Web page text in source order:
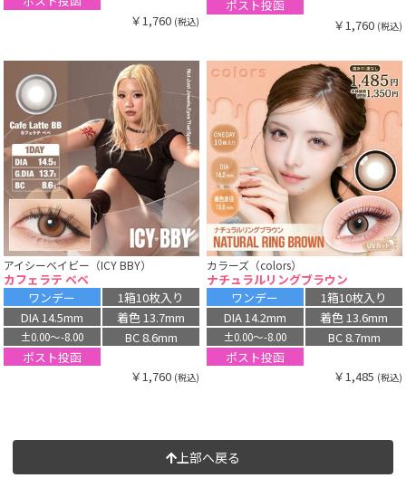
￥1,760 (税込)
ポスト投函
￥1,760 (税込)
アイシーベイビー（ICY BBY）
カフェラテ ベベ
ワンデー
1箱10枚入り
DIA 14.5mm
着色 13.7mm
±0.00〜-8.00
BC 8.6mm
ポスト投函
￥1,760 (税込)
カラーズ（colors）
ナチュラルリングブラウン
ワンデー
1箱10枚入り
DIA 14.2mm
着色 13.6mm
±0.00〜-8.00
BC 8.7mm
ポスト投函
￥1,485 (税込)
上部へ戻る